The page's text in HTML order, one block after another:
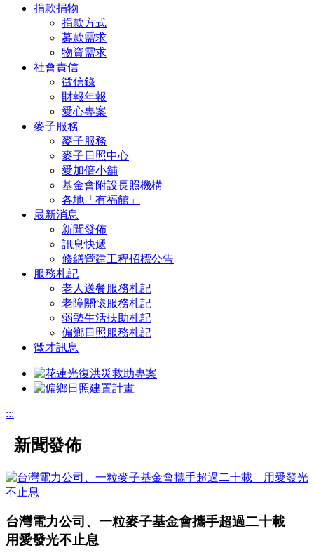
捐款捐物
捐款方式
募款需求
物資需求
社會責信
徵信錄
財報年報
愛心專案
麥子服務
麥子服務
麥子日照中心
愛加倍小舖
基金會附設長照機構
各地「有福館」
最新消息
新聞發佈
訊息快遞
修繕營建工程招標公告
服務札記
老人送餐服務札記
老障關懷服務札記
弱勢生活扶助札記
偏鄉日照服務札記
徵才訊息
:::
新聞發佈
台灣電力公司、一粒麥子基金會攜手超過二十載
用愛發光不止息